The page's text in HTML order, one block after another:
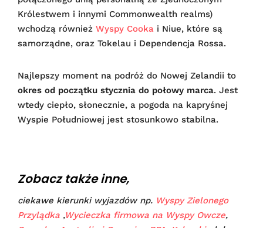
Królestwem i innymi Commonwealth realms)
wchodzą również Wyspy Cooka i Niue, które są
samorządne, oraz Tokelau i Dependencja Rossa.
Najlepszy moment na podróż do Nowej Zelandii to
okres od początku stycznia do połowy marca. Jest
wtedy ciepło, słonecznie, a pogoda na kapryśnej
Wyspie Południowej jest stosunkowo stabilna.
Zobacz także inne,
ciekawe kierunki wyjazdów np. Wyspy Zielonego
Przylądka ,Wycieczka firmowa na Wyspy Owcze,